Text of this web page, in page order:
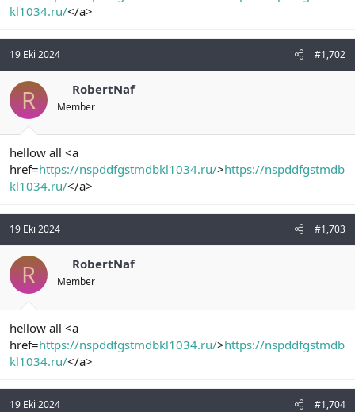
n
i
kl1034.ru/</a>
19 Eki 2024 #1,702
R RobertNaf
Member
hellow all <a
href=https://nspddfgstmdbkl1034.ru/>https://nspddfgstmdb
kl1034.ru/</a>
19 Eki 2024 #1,703
R RobertNaf
Member
hellow all <a
href=https://nspddfgstmdbkl1034.ru/>https://nspddfgstmdb
kl1034.ru/</a>
19 Eki 2024 #1,704